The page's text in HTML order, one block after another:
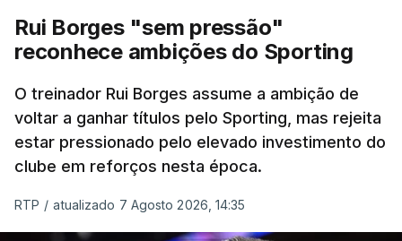
Rui Borges "sem pressão"
reconhece ambições do Sporting
O treinador Rui Borges assume a ambição de
voltar a ganhar títulos pelo Sporting, mas rejeita
estar pressionado pelo elevado investimento do
clube em reforços nesta época.
RTP / atualizado 7 Agosto 2026, 14:35